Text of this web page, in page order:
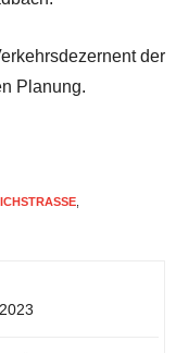
der
Planung.
,